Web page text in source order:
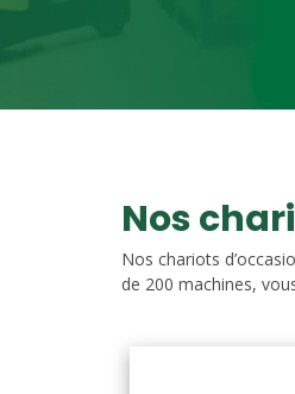
Nos
Nos chariots
de 200 machines,